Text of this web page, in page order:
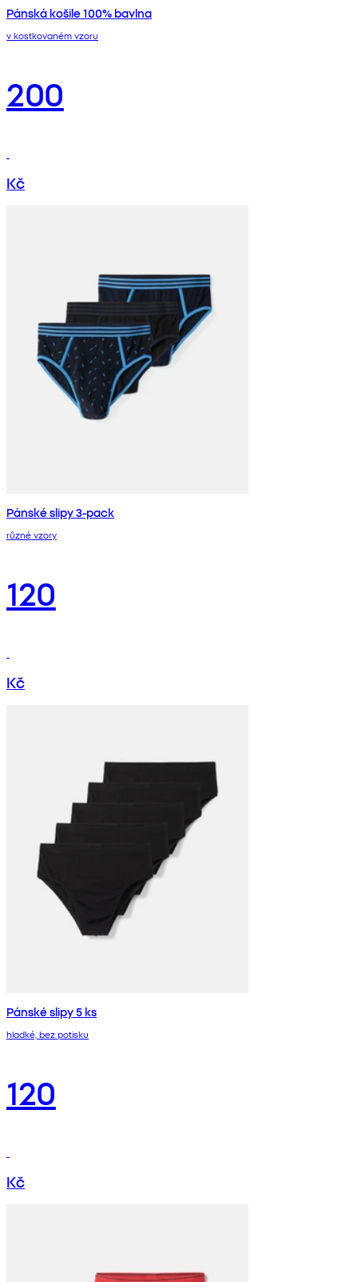
Pánská košile 100% bavlna
v kostkovaném vzoru
200
Kč
Pánské slipy 3-pack
různé vzory
120
Kč
Pánské slipy 5 ks
hladké, bez potisku
120
Kč